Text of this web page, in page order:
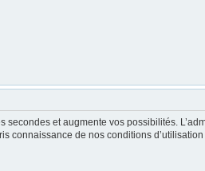
et augmente vos possibilités.
connaissance de nos conditions